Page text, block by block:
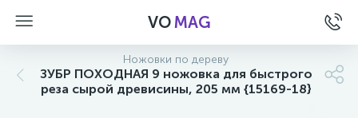
VOMAG
Ножовки по дереву
ЗУБР ПОХОДНАЯ 9 ножовка для быстрого
реза сырой древисины, 205 мм {15169-18}